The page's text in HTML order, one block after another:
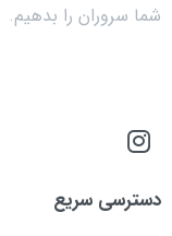
شما سروران را بدهیم.
دسترسی سریع